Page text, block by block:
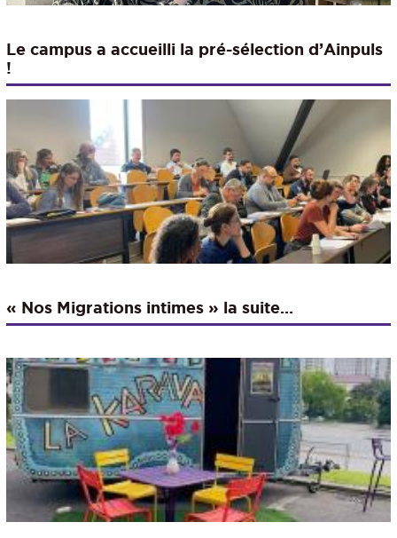
Le campus a accueilli la pré-sélection d’Ainpuls
!
« Nos Migrations intimes » la suite…